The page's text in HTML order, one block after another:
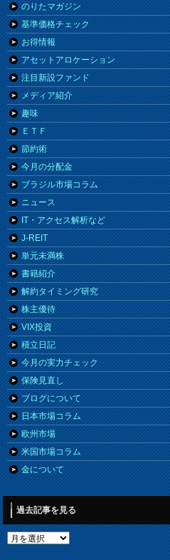
のりたマガジン
基準価格チェック
お得情報
アセットアロケーション
注目新設ファンド
メディア紹介
趣味
ＥＴＦ
節約術
今月の分配金
ブラジル市場コラム
ニュース
IT・アクセス解析など
J-REIT
単元未満株
書籍紹介
解約タイミング研究
株主優待
VIX投資
積立日記
今月の実力チェック
保険見直し
ブログについて
日本市場コラム
欧州市場
米国市場コラム
金について
過去記事を見る